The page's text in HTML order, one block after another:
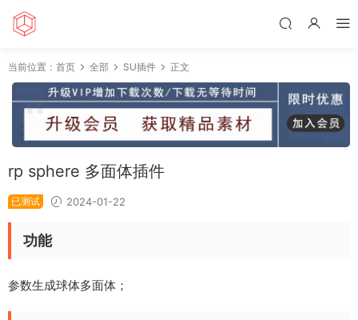
当前位置： 首页 全部 SU插件 正文
rp sphere 多面体插件
已测试 2024-01-22
功能
参数生成球体多面体；